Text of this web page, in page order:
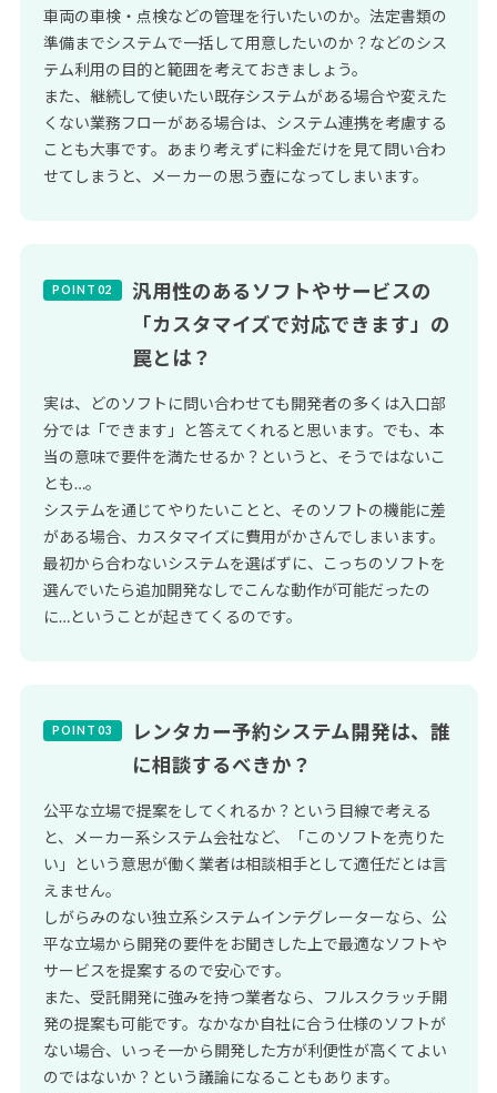
車両の車検・点検などの管理を行いたいのか。法定書類の
準備までシステムで一括して用意したいのか？などのシス
テム利用の目的と範囲を考えておきましょう。
また、継続して使いたい既存システムがある場合や変えた
くない業務フローがある場合は、システム連携を考慮する
ことも大事です。あまり考えずに料金だけを見て問い合わ
せてしまうと、メーカーの思う壺になってしまいます。
汎用性のあるソフトやサービスの
「カスタマイズで対応できます」の
罠とは？
実は、どのソフトに問い合わせても開発者の多くは入口部
分では「できます」と答えてくれると思います。でも、本
当の意味で要件を満たせるか？というと、そうではないこ
とも…。
システムを通じてやりたいことと、そのソフトの機能に差
がある場合、カスタマイズに費用がかさんでしまいます。
最初から合わないシステムを選ばずに、こっちのソフトを
選んでいたら追加開発なしでこんな動作が可能だったの
に…ということが起きてくるのです。
レンタカー予約システム開発は、誰
に相談するべきか？
公平な立場で提案をしてくれるか？という目線で考える
と、メーカー系システム会社など、「このソフトを売りた
い」という意思が働く業者は相談相手として適任だとは言
えません。
しがらみのない独立系システムインテグレーターなら、公
平な立場から開発の要件をお聞きした上で最適なソフトや
サービスを提案するので安心です。
また、受託開発に強みを持つ業者なら、フルスクラッチ開
発の提案も可能です。なかなか自社に合う仕様のソフトが
ない場合、いっそ一から開発した方が利便性が高くてよい
のではないか？という議論になることもあります。